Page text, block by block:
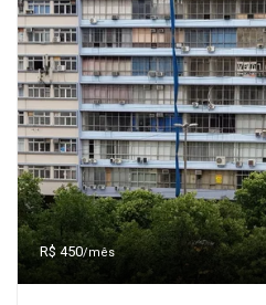
R$ 450/mês